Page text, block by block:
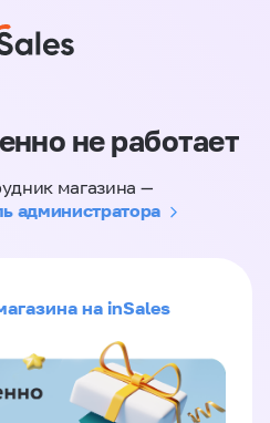
не работает
магазина —
администратора
на inSales